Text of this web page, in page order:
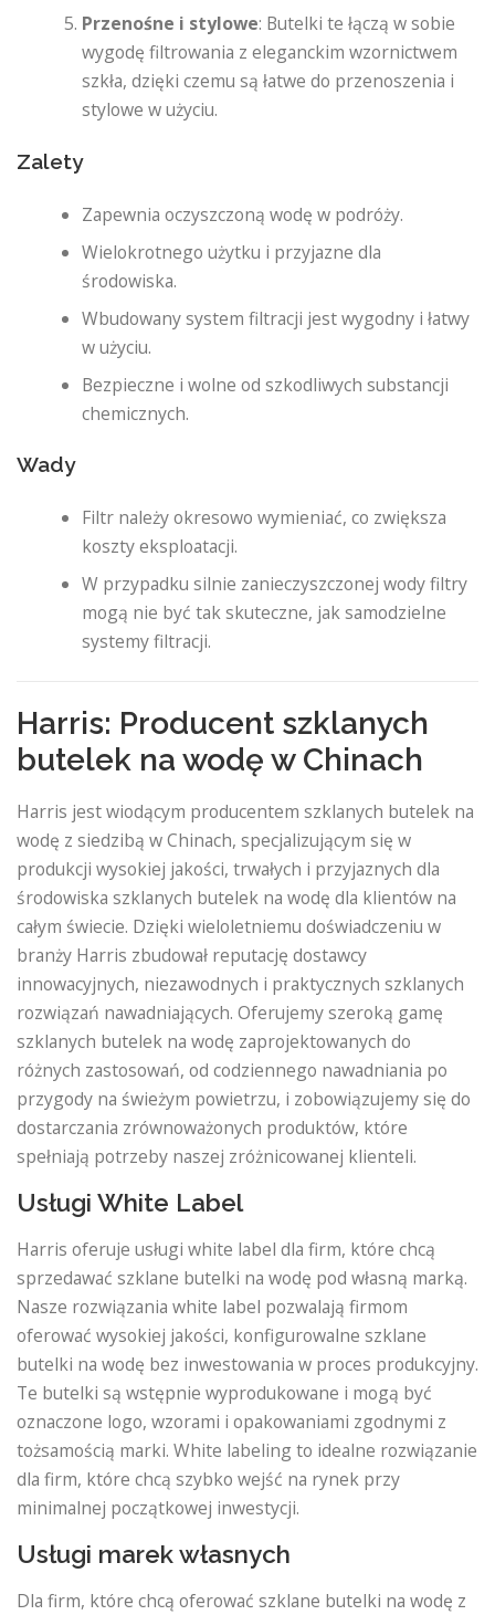
Przenośne i stylowe: Butelki te łączą w sobie
wygodę filtrowania z eleganckim wzornictwem
szkła, dzięki czemu są łatwe do przenoszenia i
stylowe w użyciu.
Zalety
Zapewnia oczyszczoną wodę w podróży.
Wielokrotnego użytku i przyjazne dla
środowiska.
Wbudowany system filtracji jest wygodny i łatwy
w użyciu.
Bezpieczne i wolne od szkodliwych substancji
chemicznych.
Wady
Filtr należy okresowo wymieniać, co zwiększa
koszty eksploatacji.
W przypadku silnie zanieczyszczonej wody filtry
mogą nie być tak skuteczne, jak samodzielne
systemy filtracji.
Harris: Producent szklanych
butelek na wodę w Chinach
Harris jest wiodącym producentem szklanych butelek na
wodę z siedzibą w Chinach, specjalizującym się w
produkcji wysokiej jakości, trwałych i przyjaznych dla
środowiska szklanych butelek na wodę dla klientów na
całym świecie. Dzięki wieloletniemu doświadczeniu w
branży Harris zbudował reputację dostawcy
innowacyjnych, niezawodnych i praktycznych szklanych
rozwiązań nawadniających. Oferujemy szeroką gamę
szklanych butelek na wodę zaprojektowanych do
różnych zastosowań, od codziennego nawadniania po
przygody na świeżym powietrzu, i zobowiązujemy się do
dostarczania zrównoważonych produktów, które
spełniają potrzeby naszej zróżnicowanej klienteli.
Usługi White Label
Harris oferuje usługi white label dla firm, które chcą
sprzedawać szklane butelki na wodę pod własną marką.
Nasze rozwiązania white label pozwalają firmom
oferować wysokiej jakości, konfigurowalne szklane
butelki na wodę bez inwestowania w proces produkcyjny.
Te butelki są wstępnie wyprodukowane i mogą być
oznaczone logo, wzorami i opakowaniami zgodnymi z
tożsamością marki. White labeling to idealne rozwiązanie
dla firm, które chcą szybko wejść na rynek przy
minimalnej początkowej inwestycji.
Usługi marek własnych
Dla firm, które chcą oferować szklane butelki na wodę z